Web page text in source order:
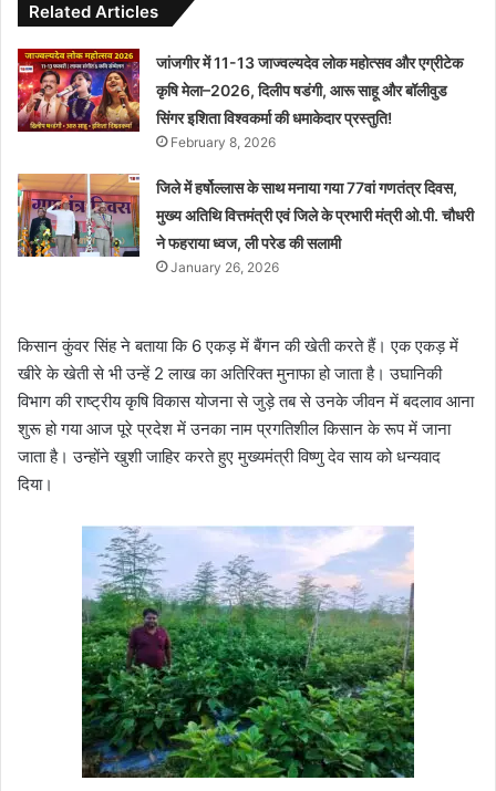
Related Articles
जांजगीर में 11-13 जाज्वल्यदेव लोक महोत्सव और एग्रीटेक
कृषि मेला–2026, दिलीप षडंगी, आरू साहू और बॉलीवुड
सिंगर इशिता विश्वकर्मा की धमाकेदार प्रस्तुति!
February 8, 2026
जिले में हर्षोल्लास के साथ मनाया गया 77वां गणतंत्र दिवस,
मुख्य अतिथि वित्तमंत्री एवं जिले के प्रभारी मंत्री ओ.पी. चौधरी
ने फहराया ध्वज, ली परेड की सलामी
January 26, 2026
किसान कुंवर सिंह ने बताया कि 6 एकड़ में बैंगन की खेती करते हैं। एक एकड़ में
खीरे के खेती से भी उन्हें 2 लाख का अतिरिक्त मुनाफा हो जाता है। उघानिकी
विभाग की राष्ट्रीय कृषि विकास योजना से जुड़े तब से उनके जीवन में बदलाव आना
शुरू हो गया आज पूरे प्रदेश में उनका नाम प्रगतिशील किसान के रूप में जाना
जाता है। उन्होंने खुशी जाहिर करते हुए मुख्यमंत्री विष्णु देव साय को धन्यवाद
दिया।